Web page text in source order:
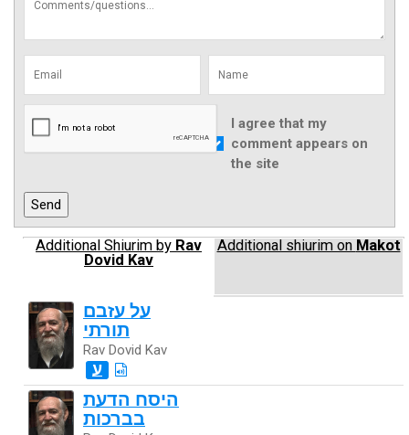
I agree that my
comment appears on
the site
Additional Shiurim by Rav
Dovid Kav
Additional shiurim on Makot
על עזבם
תורתי
Rav Dovid Kav
ע
היסח הדעת
בברכות